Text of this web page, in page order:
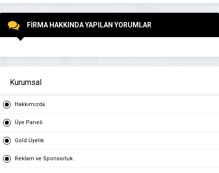
FİRMA HAKKINDA YAPILAN YORUMLAR
Kurumsal
Hakkımızda
Üye Paneli
Gold Üyelik
Reklam ve Sponsorluk